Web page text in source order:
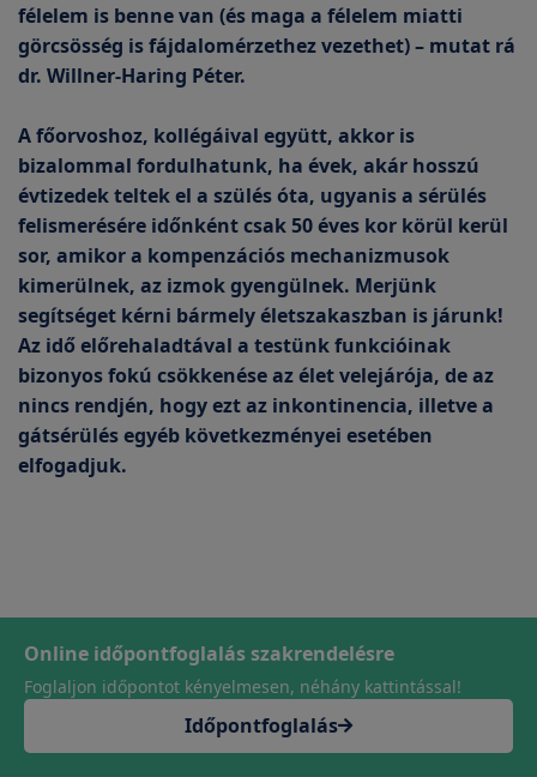
félelem is benne van (és maga a félelem miatti
görcsösség is fájdalomérzethez vezethet) – mutat rá
dr. Willner-Haring Péter.
A főorvoshoz, kollégáival együtt, akkor is
bizalommal fordulhatunk, ha évek, akár hosszú
évtizedek teltek el a szülés óta, ugyanis a sérülés
felismerésére időnként csak 50 éves kor körül kerül
sor, amikor a kompenzációs mechanizmusok
kimerülnek, az izmok gyengülnek. Merjünk
segítséget kérni bármely életszakaszban is járunk!
Az idő előrehaladtával a testünk funkcióinak
bizonyos fokú csökkenése az élet velejárója, de az
nincs rendjén, hogy ezt az inkontinencia, illetve a
gátsérülés egyéb következményei esetében
elfogadjuk.
Online időpontfoglalás szakrendelésre
Foglaljon időpontot kényelmesen, néhány kattintással!
Időpontfoglalás